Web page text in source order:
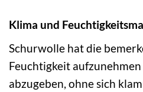
Klima und
Schurwolle hat die
Feuchtigkeit
abzugeben, ohne sich